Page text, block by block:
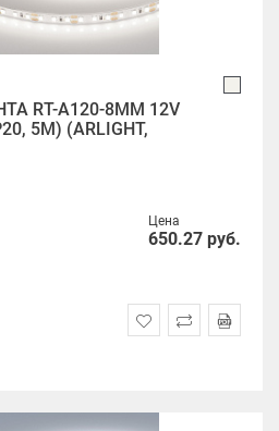
RT-A120-8MM 12V
5M) (ARLIGHT,
Цена
650.27 руб.